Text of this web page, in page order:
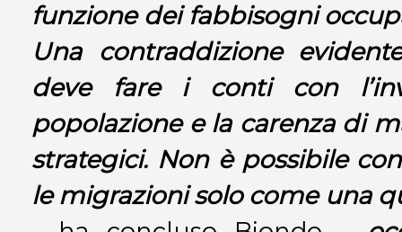
funzione dei fabbisogni
Una contraddizione
deve fare i conti con
popolazione e la carenza di
strategici. Non è possibile
le migrazioni solo come una